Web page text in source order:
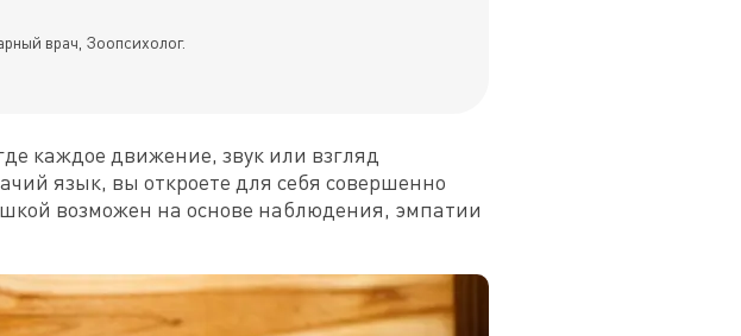
врач, Зоопсихолог.
каждое движение, звук или взгляд
язык, вы откроете для себя совершенно
возможен на основе наблюдения, эмпатии